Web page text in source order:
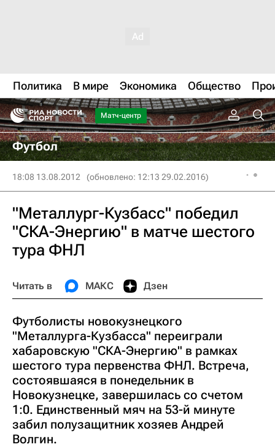
Политика В мире Экономика Общество
Матч-центр
Футбол
18:08 13.08.2012 (обновлено: 12:13 29.02.2016)
"Металлург-Кузбасс" победил
"СКА-Энергию" в матче шестого
тура ФНЛ
Читать в МАКС Дзен
Футболисты новокузнецкого
"Металлурга-Кузбасса" переиграли
хабаровскую "СКА-Энергию" в рамках
шестого тура первенства ФНЛ. Встреча,
состоявшаяся в понедельник в
Новокузнецке, завершилась со счетом
1:0. Единственный мяч на 53-й минуте
забил полузащитник хозяев Андрей
Волгин.